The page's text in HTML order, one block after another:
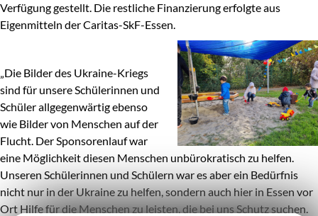
Verfügung gestellt. Die restliche Finanzierung erfolgte aus
Eigenmitteln der Caritas-SkF-Essen.
„Die Bilder des Ukraine-Kriegs
sind für unsere Schülerinnen und
Schüler allgegenwärtig ebenso
wie Bilder von Menschen auf der
Flucht. Der Sponsorenlauf war
eine Möglichkeit diesen Menschen unbürokratisch zu helfen.
Unseren Schülerinnen und Schülern war es aber ein Bedürfnis
nicht nur in der Ukraine zu helfen, sondern auch hier in Essen vor
Ort Hilfe für die Menschen zu leisten, die bei uns Schutz suchen.